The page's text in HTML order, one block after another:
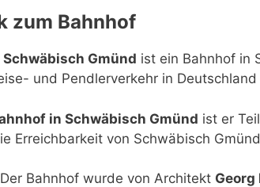
zum Bahnhof
Schwäbisch Gmünd ist ein Bahnhof in
und Pendlerverkehr in
in Schwäbisch Gmünd ist er
Erreichbarkeit von Schwäbisch
Bahnhof wurde von Architekt Georg